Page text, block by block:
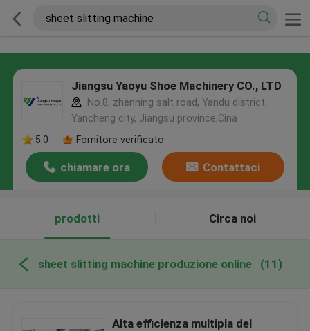
Jiangsu Yaoyu Shoe Machinery CO., LTD
No.8, zhenning salt road, Yandu district,
Yancheng city, Jiangsu province,Cina
5.0
Fornitore verificato
chiamare ora Contattaci
prodotti Circa noi
sheet slitting machine produzione online (11)
Alta efficienza multipla del